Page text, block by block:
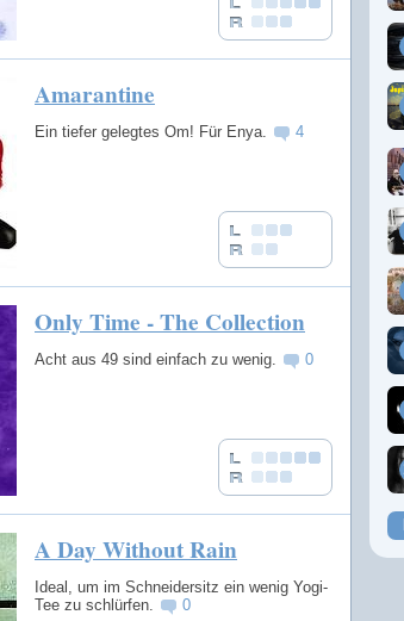
Amarantine
Ein tiefer gelegtes Om! Für Enya. 4
Only Time - The Collection
Acht aus 49 sind einfach zu wenig. 0
A Day Without Rain
Ideal, um im Schneidersitz ein wenig Yogi-
Tee zu schlürfen.
0